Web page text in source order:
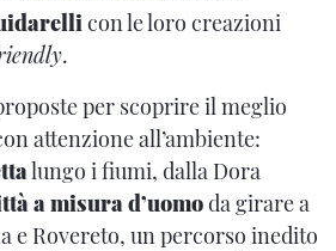
con le loro creazioni
.
per scoprire il meglio
attenzione all’ambiente:
lungo i fiumi, dalla Dora
a misura d’uomoda girare a
e Rovereto, un percorso inedito